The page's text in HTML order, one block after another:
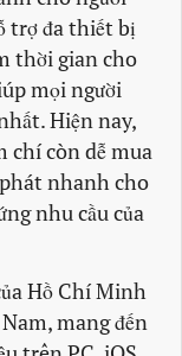
trợ đa thiết bị
thời gian cho
mọi người
Hiện nay,
chí còn dễ mua
nhanh cho
nhu cầu của
Hồ Chí Minh
mang đến